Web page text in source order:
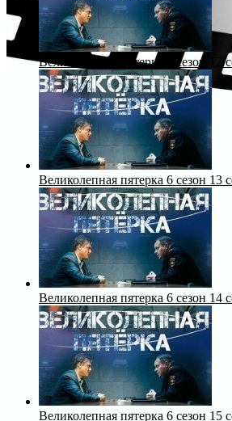
Великолепная пятерка 6 сезон 12
Великолепная пятерка 6 сезон 13
Великолепная пятерка 6 сезон 14
Великолепная пятерка 6 сезон 15